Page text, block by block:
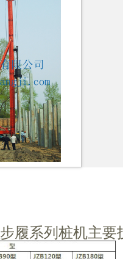
步履系列桩机主要